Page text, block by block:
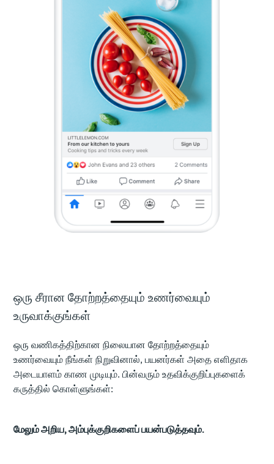
ஒரு சீரான தோற்றத்தையும் உணர்வையும்
உருவாக்குங்கள்
ஒரு வணிகத்திற்கான நிலையான தோற்றத்தையும்
உணர்வையும் நீங்கள் நிறுவினால், பயனர்கள் அதை எளிதாக
அடையாளம் காண முடியும். பின்வரும் உதவிக்குறிப்புகளைக்
கருத்தில் கொள்ளுங்கள்:
மேலும் அறிய, அம்புக்குறிகளைப் பயன்படுத்தவும்.